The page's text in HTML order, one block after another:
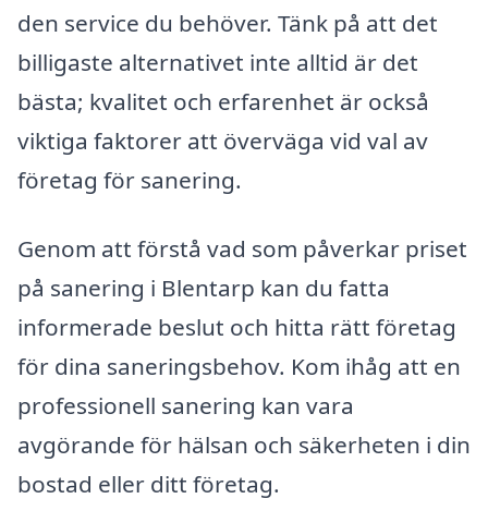
den service du behöver. Tänk på att det
billigaste alternativet inte alltid är det
bästa; kvalitet och erfarenhet är också
viktiga faktorer att överväga vid val av
företag för sanering.
Genom att förstå vad som påverkar priset
på sanering i Blentarp kan du fatta
informerade beslut och hitta rätt företag
för dina saneringsbehov. Kom ihåg att en
professionell sanering kan vara
avgörande för hälsan och säkerheten i din
bostad eller ditt företag.